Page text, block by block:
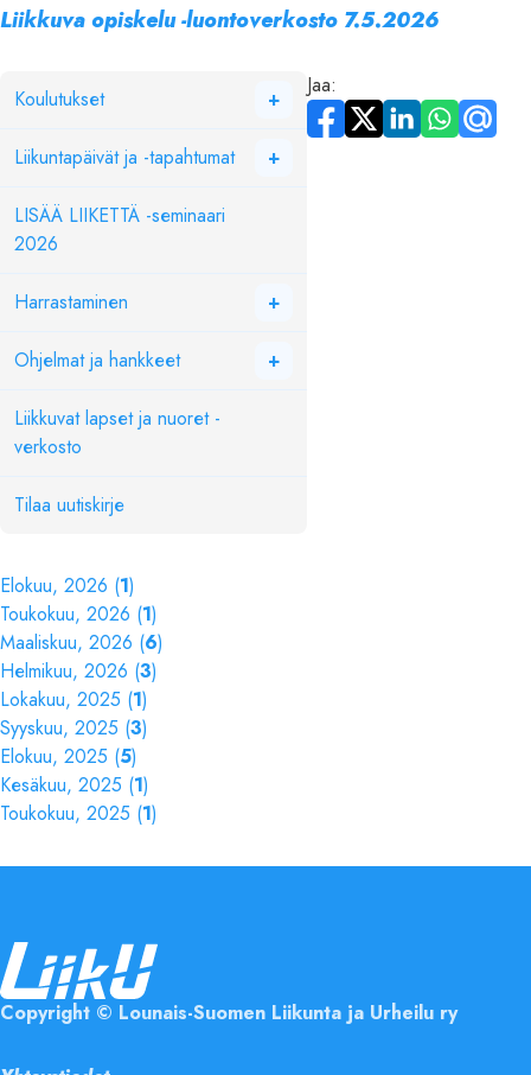
Jaa:
Liikkuva opiskelu -luontoverkosto 7.5.2026
+
Koulutukset
+
Liikuntapäivät ja -tapahtumat
LISÄÄ LIIKETTÄ -seminaari
2026
+
Harrastaminen
+
Ohjelmat ja hankkeet
Liikkuvat lapset ja nuoret -
verkosto
Tilaa uutiskirje
Elokuu, 2026 (1)
Toukokuu, 2026 (1)
Maaliskuu, 2026 (6)
Helmikuu, 2026 (3)
Lokakuu, 2025 (1)
Syyskuu, 2025 (3)
Elokuu, 2025 (5)
Kesäkuu, 2025 (1)
Toukokuu, 2025 (1)
Copyright © Lounais-Suomen Liikunta ja Urheilu ry